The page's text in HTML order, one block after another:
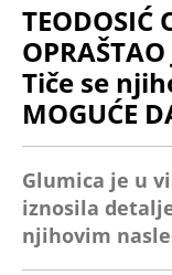
TEODOSIĆ
Tiče se
MOGUĆE
Glumica je u
iznosila
njihovim